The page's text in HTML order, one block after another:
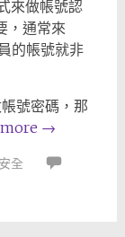
來做帳號認
，通常來
的帳號就非
號密碼，那
→
全